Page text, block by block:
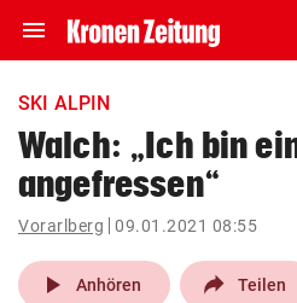
menu Navigation
ein-/ausklappen
account_circle Anmelden
pin_drop
Wien
SKI ALPIN
Walch: „Ich bin
angefressen“
Vorarlberg 09.01.2021 08:55
play_arrow Anhören Teilen